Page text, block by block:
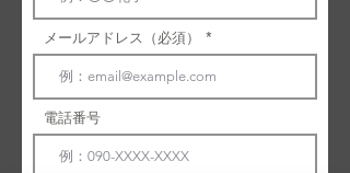
メールアドレス（必須）
電話番号